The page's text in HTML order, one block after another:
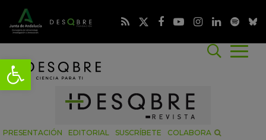
PRESENTACIÓN EDITORIAL SUSCRÍBETE COLABORA